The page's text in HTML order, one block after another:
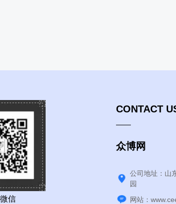
信
CONTACT
众博网
公司地址：山
园
网站：